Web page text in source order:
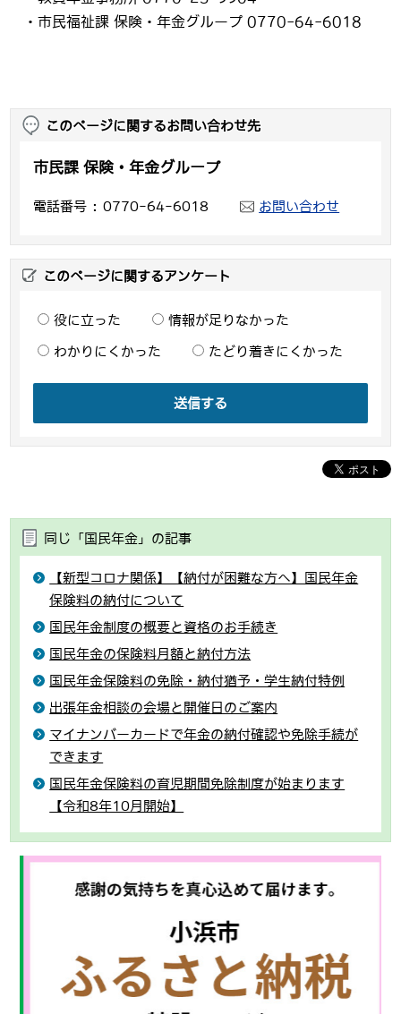
・市民福祉課 保険・年金グループ 0770-64-6018
このページに関するお問い合わせ先
市民課 保険・年金グループ
電話番号 0770-64-6018 お問い合わせ
このページに関するアンケート
役に立った 情報が足りなかった
わかりにくかった たどり着きにくかった
送信する
同じ「国民年金」の記事
【新型コロナ関係】【納付が困難な方へ】国民年金
保険料の納付について
国民年金制度の概要と資格のお手続き
国民年金の保険料月額と納付方法
国民年金保険料の免除・納付猶予・学生納付特例
出張年金相談の会場と開催日のご案内
マイナンバーカードで年金の納付確認や免除手続が
できます
国民年金保険料の育児期間免除制度が始まります
【令和8年10月開始】